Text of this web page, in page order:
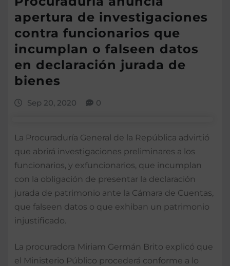
apertura de investigaciones
contra funcionarios que
incumplan o falseen datos
en declaración jurada de
bienes
Sep 20, 2020 0
La Procuraduría General de la República advirtió
que abrirá investigaciones preliminares a los
funcionarios, y exfuncionarios, que incumplan
con la obligación de presentar la declaración
jurada de patrimonio ante la Cámara de Cuentas,
que falseen datos o que exhiban un patrimonio
injustificado.
La procuradora Miriam Germán Brito explicó que
el Ministerio Público procederá conforme a lo